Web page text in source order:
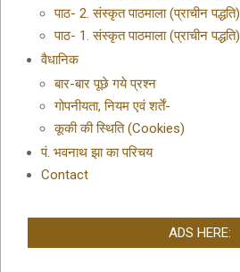
पाठ- 2. संस्कृत पाठमाला (प्राचीन पद्धति)
पाठ- 1. संस्कृत पाठमाला (प्राचीन पद्धति)
वैधानिक
बार-बार पूछे गये प्रश्न
गोपनीयता, नियम एवं शर्तें-
कूकी की स्थिति (Cookies)
पं. भवनाथ झा का परिचय
Contact
ADS HERE: